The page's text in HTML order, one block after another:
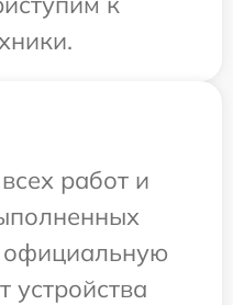
работ и
официальную
устройства